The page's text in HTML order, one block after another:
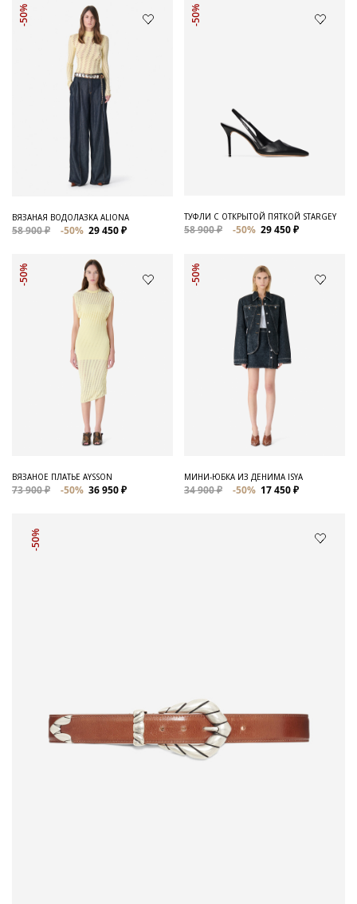
-50%
ВЯЗАНАЯ ВОДОЛАЗКА ALIONA
58 900 ₽ -50% 29 450 ₽
-50%
ТУФЛИ С ОТКРЫТОЙ ПЯТКОЙ STARGEY
58 900 ₽ -50% 29 450 ₽
-50%
ВЯЗАНОЕ ПЛАТЬЕ AYSSON
73 900 ₽ -50% 36 950 ₽
-50%
МИНИ-ЮБКА ИЗ ДЕНИМА ISYA
34 900 ₽ -50% 17 450 ₽
-50%